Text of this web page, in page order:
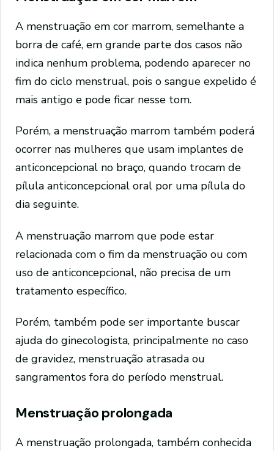
A menstruação em cor marrom, semelhante a
borra de café, em grande parte dos casos não
indica nenhum problema, podendo aparecer no
fim do ciclo menstrual, pois o sangue expelido é
mais antigo e pode ficar nesse tom.
Porém, a menstruação marrom também poderá
ocorrer nas mulheres que usam implantes de
anticoncepcional no braço, quando trocam de
pílula anticoncepcional oral por uma pílula do
dia seguinte.
A menstruação marrom que pode estar
relacionada com o fim da menstruação ou com
uso de anticoncepcional, não precisa de um
tratamento específico.
Porém, também pode ser importante buscar
ajuda do ginecologista, principalmente no caso
de gravidez, menstruação atrasada ou
sangramentos fora do período menstrual.
Menstruação prolongada
A menstruação prolongada, também conhecida